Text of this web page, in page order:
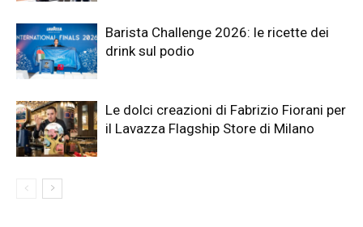
Barista Challenge 2026: le ricette dei
drink sul podio
Le dolci creazioni di Fabrizio Fiorani per
il Lavazza Flagship Store di Milano